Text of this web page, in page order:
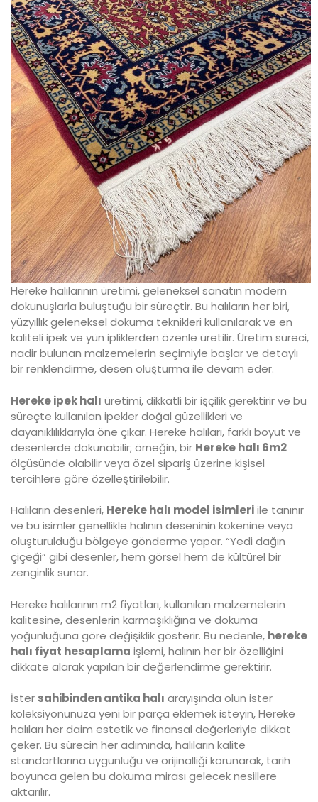
Hereke halılarının üretimi, geleneksel sanatın modern
dokunuşlarla buluştuğu bir süreçtir. Bu halıların her biri,
yüzyıllık geleneksel dokuma teknikleri kullanılarak ve en
kaliteli ipek ve yün ipliklerden özenle üretilir. Üretim süreci,
nadir bulunan malzemelerin seçimiyle başlar ve detaylı
bir renklendirme, desen oluşturma ile devam eder.
Hereke ipek halı üretimi, dikkatli bir işçilik gerektirir ve bu
süreçte kullanılan ipekler doğal güzellikleri ve
dayanıklılıklarıyla öne çıkar. Hereke halıları, farklı boyut ve
desenlerde dokunabilir; örneğin, bir Hereke halı 6m2
ölçüsünde olabilir veya özel sipariş üzerine kişisel
tercihlere göre özelleştirilebilir.
Halıların desenleri, Hereke halı model isimleriile tanınır
ve bu isimler genellikle halının deseninin kökenine veya
oluşturulduğu bölgeye gönderme yapar. “Yedi dağın
çiçeği” gibi desenler, hem görsel hem de kültürel bir
zenginlik sunar.
Hereke halılarının m2 fiyatları, kullanılan malzemelerin
kalitesine, desenlerin karmaşıklığına ve dokuma
yoğunluğuna göre değişiklik gösterir. Bu nedenle, hereke
halı fiyat hesaplama işlemi, halının her bir özelliğini
dikkate alarak yapılan bir değerlendirme gerektirir.
İster sahibinden antika halı arayışında olun ister
koleksiyonunuza yeni bir parça eklemek isteyin, Hereke
halıları her daim estetik ve finansal değerleriyle dikkat
çeker. Bu sürecin her adımında, halıların kalite
standartlarına uygunluğu ve orijinalliği korunarak, tarih
boyunca gelen bu dokuma mirası gelecek nesillere
aktarılır.